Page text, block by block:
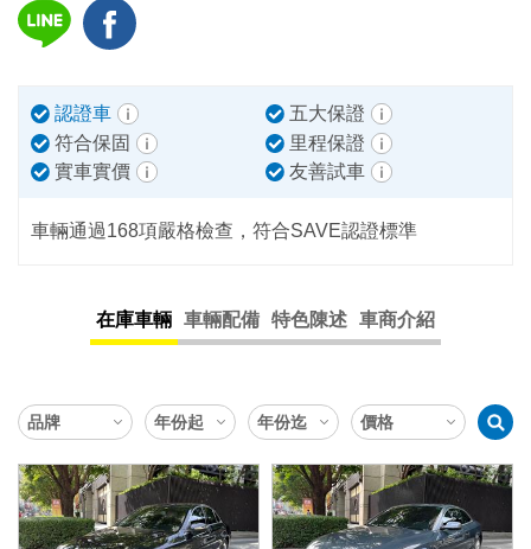
認證車
五大保證
符合保固
里程保證
實車實價
友善試車
車輛通過168項嚴格檢查，符合SAVE認證標準
在庫車輛 車輛配備 特色陳述 車商介紹